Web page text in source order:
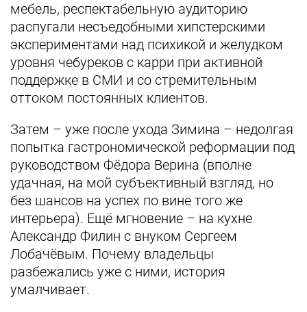
мебель, респектабельную аудиторию
распугали несъедобными хипстерскими
экспериментами над психикой и желудком
уровня чебуреков с карри при активной
поддержке в СМИ и со стремительным
оттоком постоянных клиентов.
Затем – уже после ухода Зимина – недолгая
попытка гастрономической реформации под
руководством Фёдора Верина (вполне
удачная, на мой субъективный взгляд, но
без шансов на успех по вине того же
интерьера). Ещё мгновение – на кухне
Александр Филин с внуком Сергеем
Лобачёвым. Почему владельцы
разбежались уже с ними, история
умалчивает.